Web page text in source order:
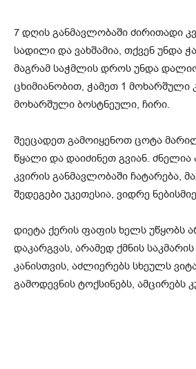
7 დღის განმავლობაში ძირითადი
სადილი და ვახშამია, თქვენ უნდა
მაგრამ საჭმლის დროს უნდა
ცხიმიანობით, ჭამეთ 1 მოხარშული
მოხარშული ბოსტნეული, ჩირი.
შეეცადეთ გამოიყენოთ ცოტა
წყალი და დაიძინეთ გვიან.
კვირის განმავლობაში ჩატარება,
შედეგები უკეთესია, ვიდრე
დიეტა ქერის ფაფის ხელს უწყობს
დაკარგვას, არამედ ქმნის
კანისთვის, აძლიერებს სხეულს
გამოდევნის ტოქსინებს, ამცირებს